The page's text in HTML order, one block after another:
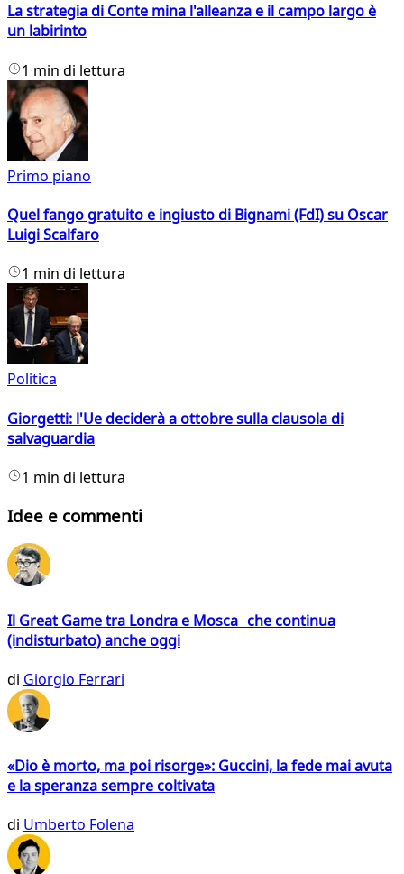
La strategia di Conte mina l'alleanza e il campo largo è
un labirinto
1 min di lettura
Primo piano
Quel fango gratuito e ingiusto di Bignami (FdI) su Oscar
Luigi Scalfaro
1 min di lettura
Politica
Giorgetti: l'Ue deciderà a ottobre sulla clausola di
salvaguardia
1 min di lettura
Idee e commenti
Il Great Game tra Londra e Mosca che continua
(indisturbato) anche oggi
di Giorgio Ferrari
«Dio è morto, ma poi risorge»: Guccini, la fede mai avuta
e la speranza sempre coltivata
di Umberto Folena